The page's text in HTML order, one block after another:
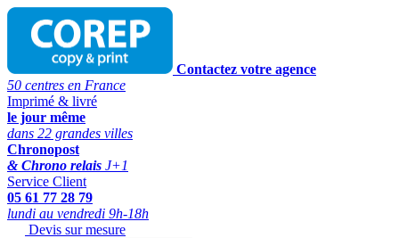
Contactez votre agence
50 centres en France
Imprimé & livré
le jour même
dans 22 grandes villes
Chronopost
& Chrono relais J+1
Service Client
05 61 77 28 79
lundi au vendredi 9h-18h
Devis sur mesure